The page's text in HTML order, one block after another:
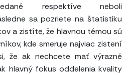
respektíve neboli
sa pozriete na štatistiku
a zistíte, že hlavnou témou sú
kde smeruje najviac zistení
že ak nechcete mať výrazné
hlavný fokus oddelenia kvality